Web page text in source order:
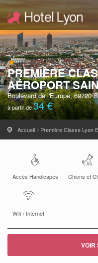
PREMIÈRE
AÉROPORT
Boulevard de l'Europe, 69720
à partir de34 €
Accueil Première Classe Lyon
Accès Handicapés Chiens et
Wifi / Internet
VOIR